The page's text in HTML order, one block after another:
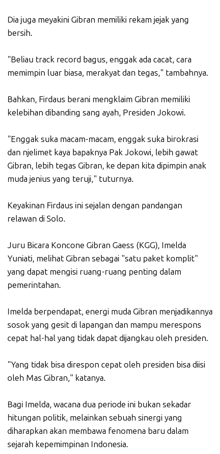
Dia juga meyakini Gibran memiliki rekam jejak yang
bersih.
"Beliau track record bagus, enggak ada cacat, cara
memimpin luar biasa, merakyat dan tegas," tambahnya.
Bahkan, Firdaus berani mengklaim Gibran memiliki
kelebihan dibanding sang ayah, Presiden Jokowi.
"Enggak suka macam-macam, enggak suka birokrasi
dan njelimet kaya bapaknya Pak Jokowi, lebih gawat
Gibran, lebih tegas Gibran, ke depan kita dipimpin anak
muda jenius yang teruji," tuturnya.
Keyakinan Firdaus ini sejalan dengan pandangan
relawan di Solo.
Juru Bicara Koncone Gibran Gaess (KGG), Imelda
Yuniati, melihat Gibran sebagai "satu paket komplit"
yang dapat mengisi ruang-ruang penting dalam
pemerintahan.
Imelda berpendapat, energi muda Gibran menjadikannya
sosok yang gesit di lapangan dan mampu merespons
cepat hal-hal yang tidak dapat dijangkau oleh presiden.
"Yang tidak bisa direspon cepat oleh presiden bisa diisi
oleh Mas Gibran," katanya.
Bagi Imelda, wacana dua periode ini bukan sekadar
hitungan politik, melainkan sebuah sinergi yang
diharapkan akan membawa fenomena baru dalam
sejarah kepemimpinan Indonesia.